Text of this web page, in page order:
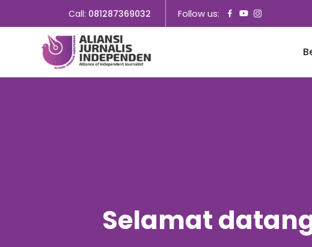
Call: 081287369032 Follow us:
Selamat